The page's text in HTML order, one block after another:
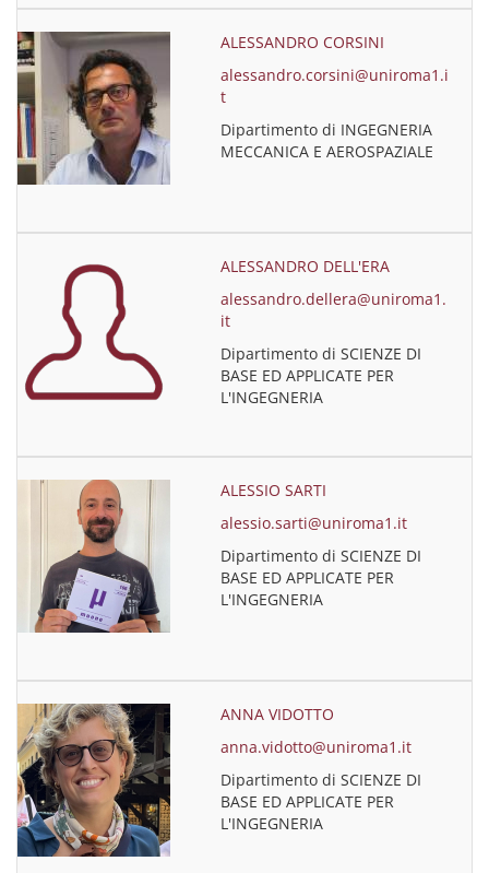
ALESSANDRO CORSINI
alessandro.corsini@uniroma1.i
t
Dipartimento di INGEGNERIA
MECCANICA E AEROSPAZIALE
ALESSANDRO DELL'ERA
alessandro.dellera@uniroma1.
it
Dipartimento di SCIENZE DI
BASE ED APPLICATE PER
L'INGEGNERIA
ALESSIO SARTI
alessio.sarti@uniroma1.it
Dipartimento di SCIENZE DI
BASE ED APPLICATE PER
L'INGEGNERIA
ANNA VIDOTTO
anna.vidotto@uniroma1.it
Dipartimento di SCIENZE DI
BASE ED APPLICATE PER
L'INGEGNERIA